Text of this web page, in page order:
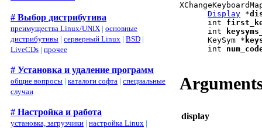
# Выбор дистрибутива
преимущества Linux/UNIX | основные
дистрибутивы | серверный Linux | BSD |
LiveCDs | прочее
# Установка и удаление программ
общие вопросы | каталоги софта | специальные
случаи
# Настройка и работа
установка, загрузчики | настройка Linux |
Display *
      int
      int
      KeySym *
      int
display